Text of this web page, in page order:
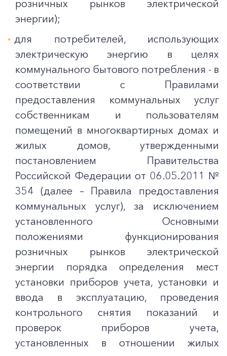
розничных рынков электрической
энергии);
для потребителей, использующих
электрическую энергию в целях
коммунального бытового потребления - в
соответствии с Правилами
предоставления коммунальных услуг
собственникам и пользователям
помещений в многоквартирных домах и
жилых домов, утвержденными
постановлением Правительства
Российской Федерации от 06.05.2011 №
354 (далее – Правила предоставления
коммунальных услуг), за исключением
установленного Основными
положениями функционирования
розничных рынков электрической
энергии порядка определения мест
установки приборов учета, установки и
ввода в эксплуатацию, проведения
контрольного снятия показаний и
проверок приборов учета,
установленных в отношении жилых